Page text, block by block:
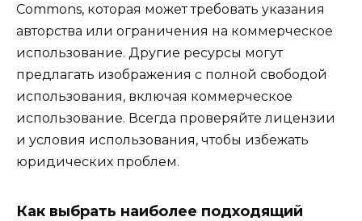
Commons, которая может требовать указания
авторства или ограничения на коммерческое
использование. Другие ресурсы могут
предлагать изображения с полной свободой
использования, включая коммерческое
использование. Всегда проверяйте лицензии
и условия использования, чтобы избежать
юридических проблем.
Как выбрать наиболее подходящий